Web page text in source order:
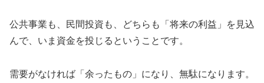
公共事業も、民間投資も、どちらも「将来の利益」を見込
んで、いま資金を投じるということです。
需要がなければ「余ったもの」になり、無駄になります。